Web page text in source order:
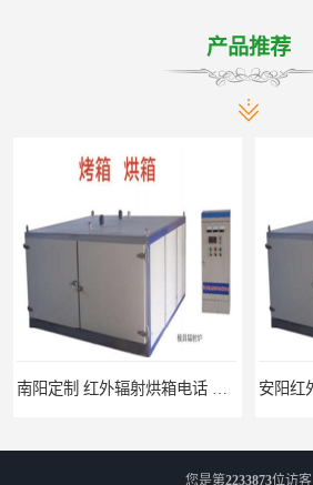
产品推荐
南阳定制 红外辐射烘箱电话 安装便捷 安阳红外辐射烘箱规格 实用性强
您是第2233873位访客